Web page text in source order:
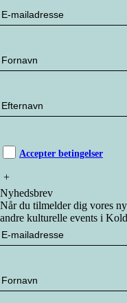
Accepter betingelser
+
Nyhedsbrev
Når du tilmelder dig vores
andre kulturelle events i